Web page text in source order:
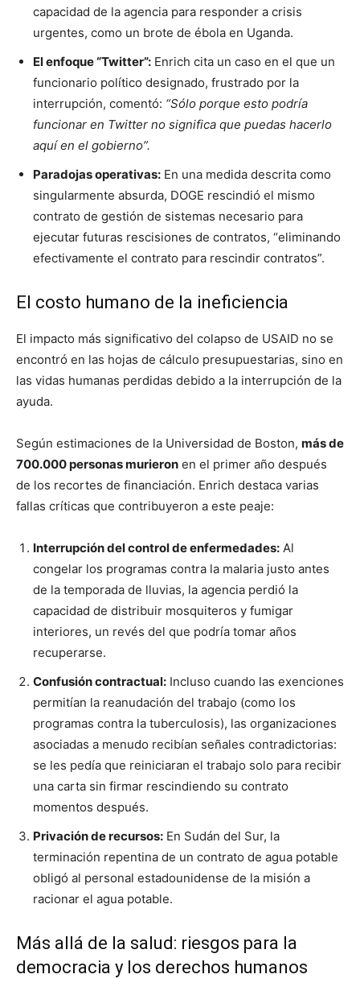
capacidad de la agencia para responder a crisis
urgentes, como un brote de ébola en Uganda.
El enfoque “Twitter”: Enrich cita un caso en el que un
funcionario político designado, frustrado por la
interrupción, comentó: “Sólo porque esto podría
funcionar en Twitter no significa que puedas hacerlo
aquí en el gobierno”.
Paradojas operativas: En una medida descrita como
singularmente absurda, DOGE rescindió el mismo
contrato de gestión de sistemas necesario para
ejecutar futuras rescisiones de contratos, “eliminando
efectivamente el contrato para rescindir contratos”.
El costo humano de la ineficiencia
El impacto más significativo del colapso de USAID no se
encontró en las hojas de cálculo presupuestarias, sino en
las vidas humanas perdidas debido a la interrupción de la
ayuda.
Según estimaciones de la Universidad de Boston, más de
700.000 personas murieron en el primer año después
de los recortes de financiación. Enrich destaca varias
fallas críticas que contribuyeron a este peaje:
Interrupción del control de enfermedades: Al
congelar los programas contra la malaria justo antes
de la temporada de lluvias, la agencia perdió la
capacidad de distribuir mosquiteros y fumigar
interiores, un revés del que podría tomar años
recuperarse.
Confusión contractual: Incluso cuando las exenciones
permitían la reanudación del trabajo (como los
programas contra la tuberculosis), las organizaciones
asociadas a menudo recibían señales contradictorias:
se les pedía que reiniciaran el trabajo solo para recibir
una carta sin firmar rescindiendo su contrato
momentos después.
Privación de recursos: En Sudán del Sur, la
terminación repentina de un contrato de agua potable
obligó al personal estadounidense de la misión a
racionar el agua potable.
Más allá de la salud: riesgos para la
democracia y los derechos humanos